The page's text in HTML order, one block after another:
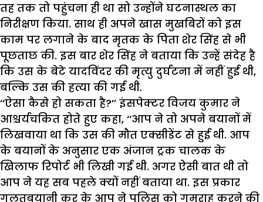
तह तक तो पहुंचना ही था सो उन्होंने घटनास्थल का
निरीक्षण किया. साथ ही अपने खास मुखबिरों को इस
काम पर लगाने के बाद मृतक के पिता शेर सिंह से भी
पूछताछ की. इस बार शेर सिंह ने बताया कि उन्हें संदेह है
कि उस के बेटे यादविंदर की मृत्यु दुर्घटना में नहीं हुई थी,
बल्कि उस की हत्या की गई थी.
‘‘ऐसा कैसे हो सकता है?’’ इंसपेक्टर विजय कुमार ने
आश्चर्यचकित होते हुए कहा, ‘‘आप ने तो अपने बयानों में
लिखवाया था कि उस की मौत एक्सीडेंट से हुई थी. आप
के बयानों के अनुसार एक अंजान ट्रक चालक के
खिलाफ रिपोर्ट भी लिखी गई थी. अगर ऐसी बात थी तो
आप ने यह सब पहले क्यों नहीं बताया था. इस प्रकार
गलतबयानी कर के आप ने पुलिस को गुमराह करने की